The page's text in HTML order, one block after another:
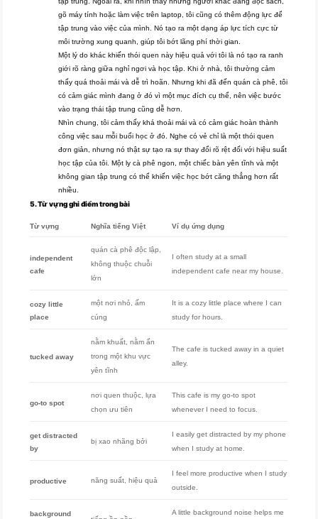
gõ máy tính hoặc làm việc trên laptop, tôi cũng có thêm động lực để
tập trung vào việc của mình. Nó tạo ra một dạng áp lực tích cực từ
môi trường xung quanh, giúp tôi bớt lãng phí thời gian.
Một lý do khác khiến thói quen này hiệu quả với tôi là nó tạo ra ranh
giới rõ ràng giữa nghỉ ngơi và học tập. Khi ở nhà, tôi thường cảm
thấy quá thoải mái và dễ trì hoãn. Nhưng khi đã đến quán cà phê, tôi
có cảm giác mình đang ở đó vì một mục đích cụ thể, nên việc bước
vào trạng thái tập trung cũng dễ hơn.
Nhìn chung, tôi cảm thấy khá thoải mái và có cảm giác hoàn thành
công việc sau mỗi buổi học ở đó. Nghe có vẻ chỉ là một thói quen
đơn giản, nhưng nó thật sự tạo ra sự thay đổi rõ rệt đối với hiệu suất
học tập của tôi. Một ly cà phê ngon, một chiếc bàn yên tĩnh và một
không gian tập trung có thể khiến việc học bớt căng thẳng hơn rất
nhiều.
5. Từ vựng ghi điểm trong bài
Từ vựng Nghĩa tiếng Việt Ví dụ ứng dụng
independent
cafe
quán cà phê độc lập,
không thuộc chuỗi
lớn
I often study at a small
independent cafe near my house.
cozy little
place
một nơi nhỏ, ấm
cúng
It is a cozy little place where I can
study for hours.
tucked away
nằm khuất, nằm ẩn
trong một khu vực
yên tĩnh
The cafe is tucked away in a quiet
alley.
go-to spot
nơi quen thuộc, lựa
chọn ưu tiên
This cafe is my go-to spot
whenever I need to focus.
get distracted
by
bị xao nhãng bởi
I easily get distracted by my phone
when I study at home.
productive năng suất, hiệu quả
I feel more productive when I study
outside.
background
A little background noise helps me